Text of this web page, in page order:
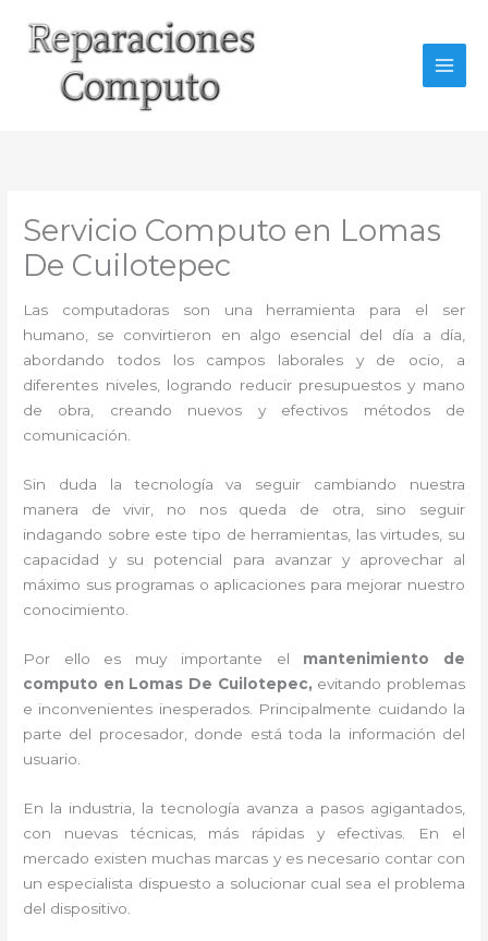
contenido
Servicio Computo en Lomas
De Cuilotepec
Las computadoras son una herramienta para el ser
humano, se convirtieron en algo esencial del día a día,
abordando todos los campos laborales y de ocio, a
diferentes niveles, logrando reducir presupuestos y mano
de obra, creando nuevos y efectivos métodos de
comunicación.
Sin duda la tecnología va seguir cambiando nuestra
manera de vivir, no nos queda de otra, sino seguir
indagando sobre este tipo de herramientas, las virtudes, su
capacidad y su potencial para avanzar y aprovechar al
máximo sus programas o aplicaciones para mejorar nuestro
conocimiento.
Por ello es muy importante el mantenimiento de
computo en Lomas De Cuilotepec, evitando problemas
e inconvenientes inesperados. Principalmente cuidando la
parte del procesador, donde está toda la información del
usuario.
En la industria, la tecnología avanza a pasos agigantados,
con nuevas técnicas, más rápidas y efectivas . En el
mercado existen muchas marcas y es necesario contar con
un especialista dispuesto a solucionar cual sea el problema
del dispositivo.